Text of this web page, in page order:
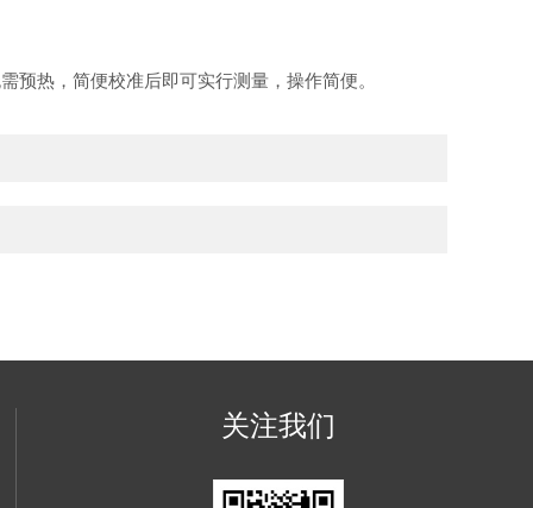
热，简便校准后即可实行测量，操作简便。
关注我们